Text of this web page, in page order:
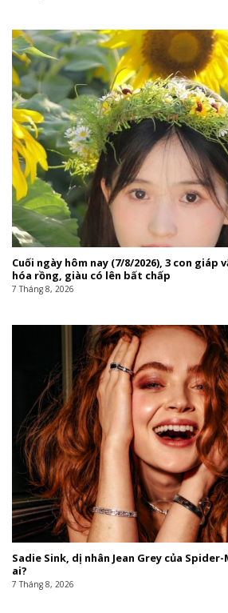
Cuối ngày hôm nay (7/8/2026), 3 con giáp
hóa rồng, giàu có lên bất chấp
7 Tháng 8, 2026
Sadie Sink, dị nhân Jean Grey của
ai?
7 Tháng 8, 2026